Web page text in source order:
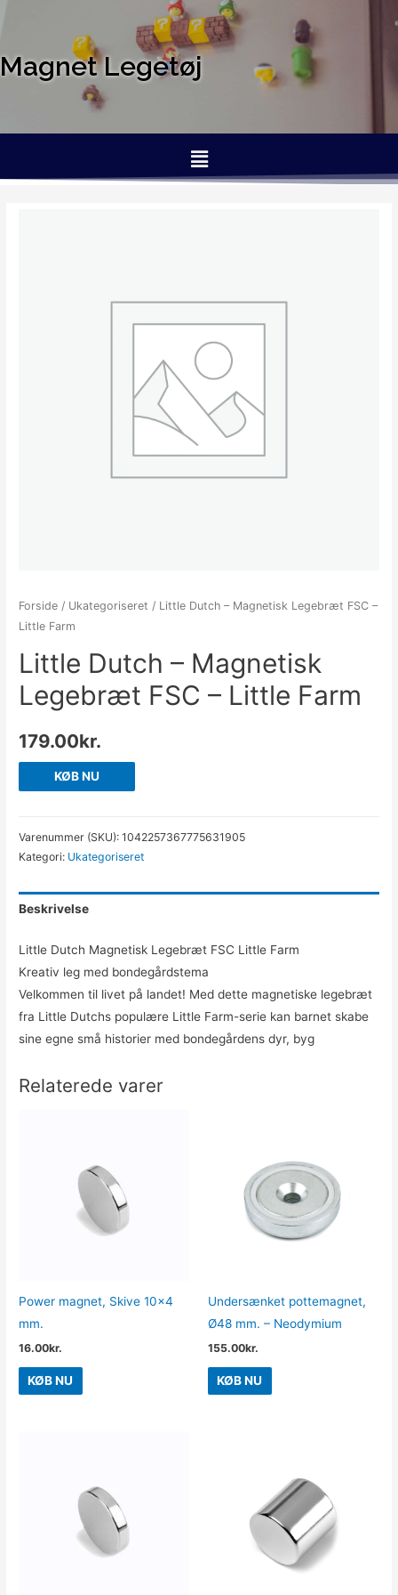
Magnet Legetøj
Forside / Ukategoriseret / Little Dutch – Magnetisk Legebræt FSC –
Little Farm
Little Dutch – Magnetisk
Legebræt FSC – Little Farm
179.00kr.
KØB NU
Varenummer (SKU):1042257367775631905
Kategori: Ukategoriseret
Beskrivelse
Little Dutch Magnetisk Legebræt FSC Little Farm
Kreativ leg med bondegårdstema
Velkommen til livet på landet! Med dette magnetiske legebræt
fra Little Dutchs populære Little Farm-serie kan barnet skabe
sine egne små historier med bondegårdens dyr, byg
Relaterede varer
Power magnet, Skive 10×4
mm.
16.00kr.
KØB NU
Undersænket pottemagnet,
Ø48 mm. – Neodymium
155.00kr.
KØB NU